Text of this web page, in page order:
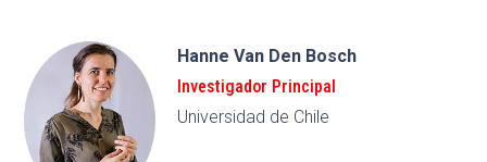
Hanne Van Den Bosch
Investigador Principal
Universidad de Chile